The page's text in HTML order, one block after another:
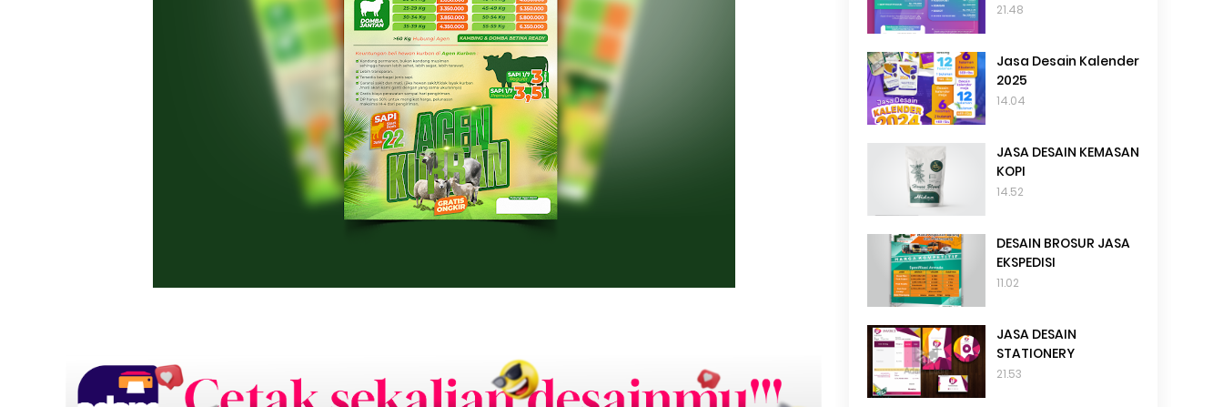
21.48
Jasa Desain Kalender
2025
14.04
JASA DESAIN KEMASAN
KOPI
14.52
DESAIN BROSUR JASA
EKSPEDISI
11.02
JASA DESAIN
STATIONERY
21.53